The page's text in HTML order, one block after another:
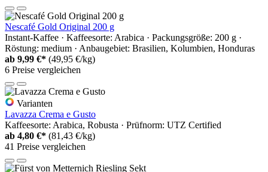
Nescafé Gold Original 200 g
Instant-Kaffee · Kaffeesorte: Arabica · Packungsgröße: 200 g ·
Röstung: medium · Anbaugebiet: Brasilien, Kolumbien, Honduras
ab 9,99 €* (49,95 €/kg)
6 Preise vergleichen
Varianten
Lavazza Crema e Gusto
Kaffeesorte: Arabica, Robusta · Prüfnorm: UTZ Certified
ab 4,80 €* (81,43 €/kg)
41 Preise vergleichen